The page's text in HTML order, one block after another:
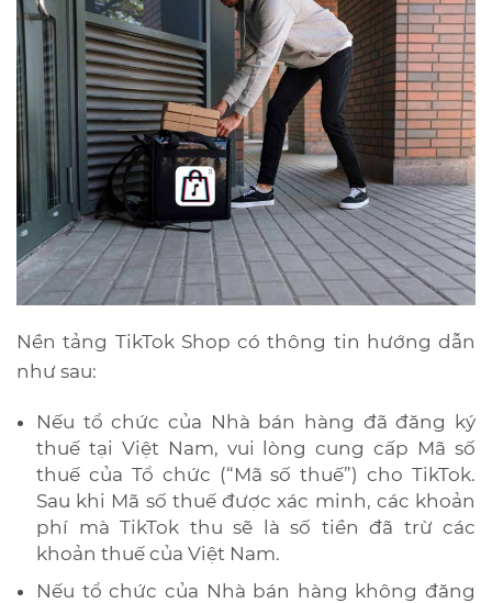
Nền tảng TikTok Shop có thông tin hướng dẫn
như sau:
Nếu tổ chức của Nhà bán hàng đã đăng ký
thuế tại Việt Nam, vui lòng cung cấp Mã số
thuế của Tổ chức (“Mã số thuế”) cho TikTok.
Sau khi Mã số thuế được xác minh, các khoản
phí mà TikTok thu sẽ là số tiền đã trừ các
khoản thuế của Việt Nam.
Nếu tổ chức của Nhà bán hàng không đăng